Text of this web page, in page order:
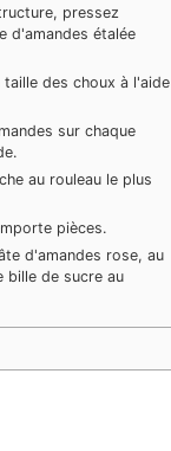
pressez
d'amandes étalée
des choux à l'aide
sur chaque
au rouleau le plus
pièces.
d'amandes rose, au
bille de sucre au